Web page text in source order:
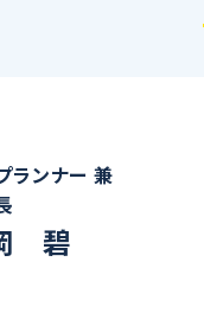
ランナー 兼
碧